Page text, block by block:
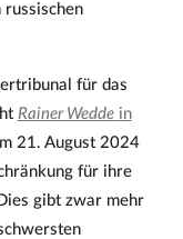
russischen
für das
Rainer Weddein
21. August 2024
für ihre
gibt zwar mehr